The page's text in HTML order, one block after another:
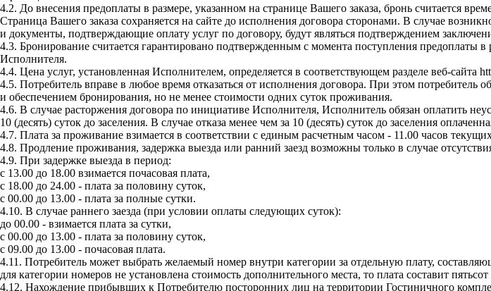
4.2. До внесения предоплаты в размере, указанном на странице Вашего заказа, бронь считается
Страница Вашего заказа сохраняется на сайте до исполнения договора сторонами. В случае
и документы, подтверждающие оплату услуг по договору, будут являться подтверждением
4.3. Бронирование считается гарантировано подтвержденным с момента поступления предоплаты
Исполнителя.
4.4. Цена услуг, установленная Исполнителем, определяется в соответствующем разделе веб-сайта
4.5. Потребитель вправе в любое время отказаться от исполнения договора. При этом
и обеспечением бронирования, но не менее стоимости одних суток проживания.
4.6. В случае расторжения договора по инициативе Исполнителя, Исполнитель обязан оплатить
10 (десять) суток до заселения. В случае отказа менее чем за 10 (десять) суток до заселения
4.7. Плата за проживание взимается в соответствии с единым расчетным часом - 11.00 часов
4.8. Продление проживания, задержка выезда или ранний заезд возможны только в случае
4.9. При задержке выезда в период:
с 13.00 до 18.00 взимается почасовая плата,
с 18.00 до 24.00 - плата за половину суток,
с 00.00 до 13.00 - плата за полные сутки.
4.10. В случае раннего заезда (при условии оплаты следующих суток):
до 00.00 - взимается плата за сутки,
с 00.00 до 13.00 - плата за половину суток,
с 09.00 до 13.00 - почасовая плата.
4.11. Потребитель может выбрать желаемый номер внутри категории за отдельную плату,
для категории номеров не установлена стоимость дополнительного места, то плата составит
4.12. Нахождение прибывших к Потребителю посторонних лиц на территории Гостиничного